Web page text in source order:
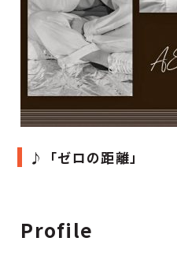
♪「ゼロの距離」
Profile